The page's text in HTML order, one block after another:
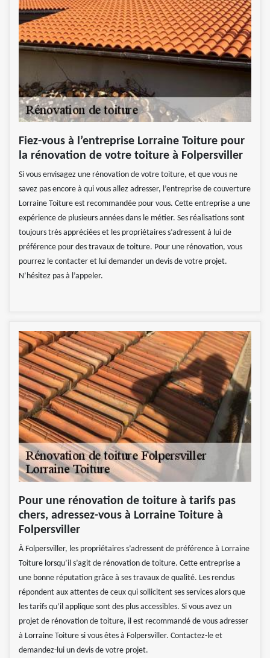
Fiez-vous à l’entreprise Lorraine Toiture pour
la rénovation de votre toiture à Folpersviller
Si vous envisagez une rénovation de votre toiture, et que vous ne
savez pas encore à qui vous allez adresser, l’entreprise de couverture
Lorraine Toiture est recommandée pour vous. Cette entreprise a une
expérience de plusieurs années dans le métier. Ses réalisations sont
toujours très appréciées et les propriétaires s’adressent à lui de
préférence pour des travaux de toiture. Pour une rénovation, vous
pourrez le contacter et lui demander un devis de votre projet.
N’hésitez pas à l’appeler.
Pour une rénovation de toiture à tarifs pas
chers, adressez-vous à Lorraine Toiture à
Folpersviller
À Folpersviller, les propriétaires s’adressent de préférence à Lorraine
Toiture lorsqu’il s’agit de rénovation de toiture. Cette entreprise a
une bonne réputation grâce à ses travaux de qualité. Les rendus
répondent aux attentes de ceux qui sollicitent ses services alors que
les tarifs qu’il applique sont des plus accessibles. Si vous avez un
projet de rénovation de toiture, il est recommandé de vous adresser
à Lorraine Toiture si vous êtes à Folpersviller. Contactez-le et
demandez-lui un devis de votre projet.